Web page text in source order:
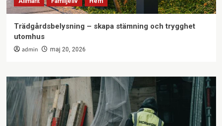
Trädgårdsbelysning – skapa stämning och trygghet
utomhus
admin maj 20, 2026